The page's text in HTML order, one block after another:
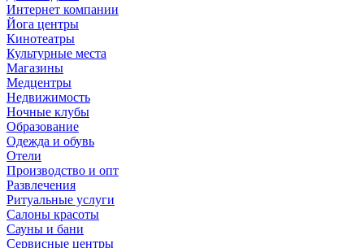
Интернет компании
Йога центры
Кинотеатры
Культурные места
Магазины
Медцентры
Недвижимость
Ночные клубы
Образование
Одежда и обувь
Отели
Производство и опт
Развлечения
Ритуальные услуги
Салоны красоты
Сауны и бани
Сервисные центры